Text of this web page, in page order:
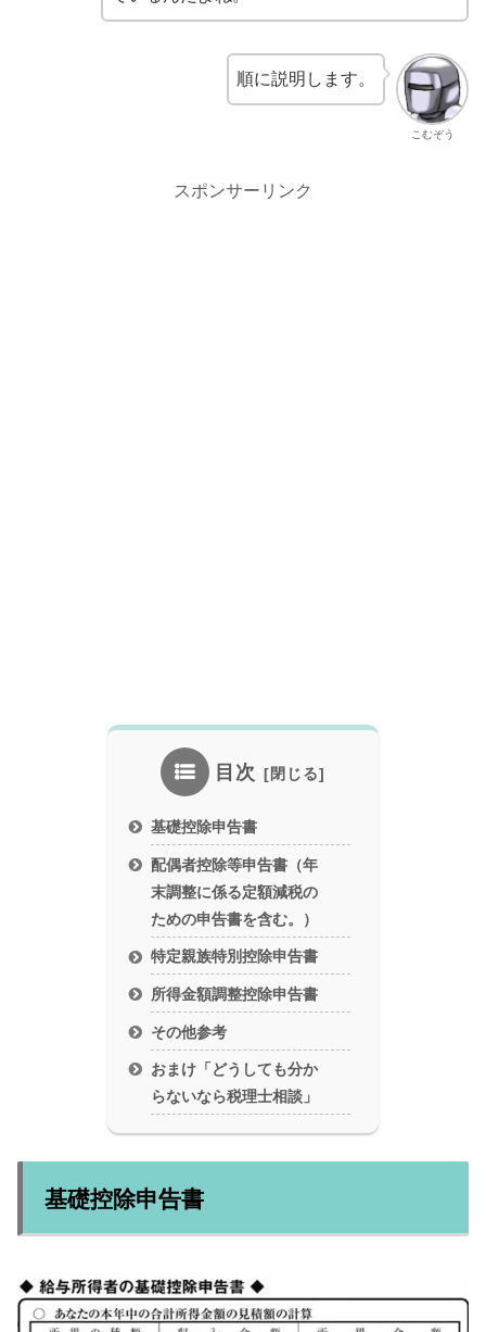
こむぞう
順に説明します。
スポンサーリンク
目次
基礎控除申告書
配偶者控除等申告書（年
末調整に係る定額減税の
ための申告書を含む。）
特定親族特別控除申告書
所得金額調整控除申告書
その他参考
おまけ「どうしても分か
らないなら税理士相談」
基礎控除申告書